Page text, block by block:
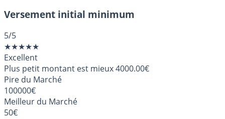
Versement initial minimum
5/5
★★★★★
Excellent
Plus petit montant est mieux4000.00€
Pire du Marché
100000€
Meilleur du Marché
50€